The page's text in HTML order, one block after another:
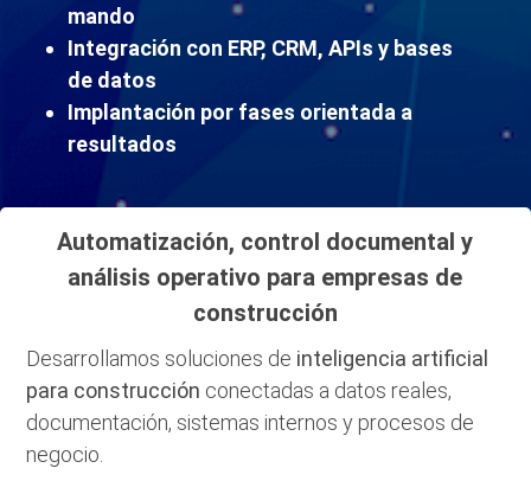
mando
Integración con ERP, CRM, APIs y bases
de datos
Implantación por fases orientada a
resultados
Automatización, control documental y
análisis operativo para empresas de
construcción
Desarrollamos soluciones de inteligencia artificial
para construcción conectadas a datos reales,
documentación, sistemas internos y procesos de
negocio.